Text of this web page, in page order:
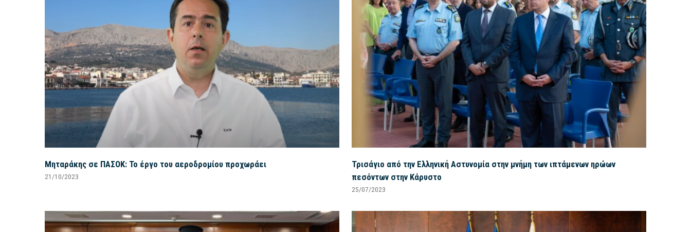
Μηταράκης σε ΠΑΣΟΚ: Το έργο του αεροδρομίου προχωράει
21/10/2023
Τρισάγιο από την Ελληνική Αστυνομία στην μνήμη των ιπτάμενων ηρώων
πεσόντων στην Κάρυστο
25/07/2023